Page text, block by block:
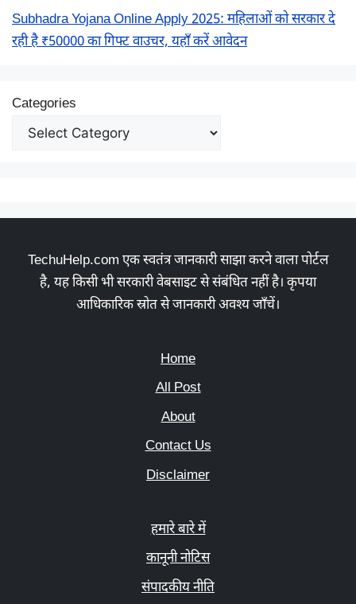
Subhadra Yojana Online Apply 2025: महिलाओं को सरकार दे
रही है ₹50000 का गिफ्ट वाउचर, यहाँ करें आवेदन
Categories
TechuHelp.com एक स्वतंत्र जानकारी साझा करने वाला पोर्टल
है, यह किसी भी सरकारी वेबसाइट से संबंधित नहीं है। कृपया
आधिकारिक स्रोत से जानकारी अवश्य जाँचें।
Home
All Post
About
Contact Us
Disclaimer
हमारे बारे में
कानूनी नोटिस
संपादकीय नीति